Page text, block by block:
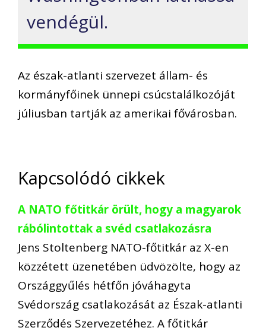
vendégül.
Az észak-atlanti szervezet állam- és
kormányfőinek ünnepi csúcstalálkozóját
júliusban tartják az amerikai fővárosban.
Kapcsolódó cikkek
A NATO főtitkár örült, hogy a magyarok
rábólintottak a svéd csatlakozásra
Jens Stoltenberg NATO-főtitkár az X-en
közzétett üzenetében üdvözölte, hogy az
Országgyűlés hétfőn jóváhagyta
Svédország csatlakozását az Észak-atlanti
Szerződés Szervezetéhez. A főtitkár